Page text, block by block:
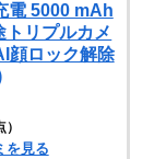
電 5000 mAh
トリプルカメ
顔ロック解除
を見る